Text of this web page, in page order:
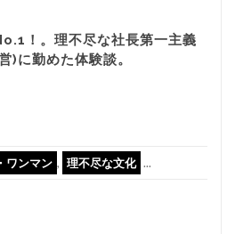
！。理不尽な社長第一主義
)に勤めた体験談。
ワンマン , 理不尽な文化 ...